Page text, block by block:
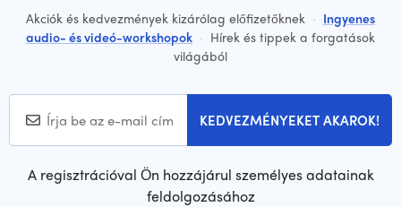
Akciók és kedvezmények kizárólag előfizetőknek · Ingyenes
audio- és videó-workshopok · Hírek és tippek a forgatások
világából
KEDVEZMÉNYEKET AKAROK!
A regisztrációval Ön hozzájárul személyes adatainak
feldolgozásához